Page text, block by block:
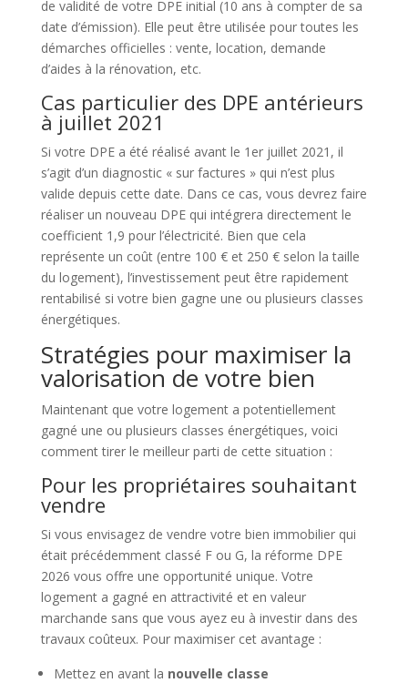
de validité de votre DPE initial (10 ans à compter de sa
date d’émission). Elle peut être utilisée pour toutes les
démarches officielles : vente, location, demande
d’aides à la rénovation, etc.
Cas particulier des DPE antérieurs
à juillet 2021
Si votre DPE a été réalisé avant le 1er juillet 2021, il
s’agit d’un diagnostic « sur factures » qui n’est plus
valide depuis cette date. Dans ce cas, vous devrez faire
réaliser un nouveau DPE qui intégrera directement le
coefficient 1,9 pour l’électricité. Bien que cela
représente un coût (entre 100 € et 250 € selon la taille
du logement), l’investissement peut être rapidement
rentabilisé si votre bien gagne une ou plusieurs classes
énergétiques.
Stratégies pour maximiser la
valorisation de votre bien
Maintenant que votre logement a potentiellement
gagné une ou plusieurs classes énergétiques, voici
comment tirer le meilleur parti de cette situation :
Pour les propriétaires souhaitant
vendre
Si vous envisagez de vendre votre bien immobilier qui
était précédemment classé F ou G, la réforme DPE
2026 vous offre une opportunité unique. Votre
logement a gagné en attractivité et en valeur
marchande sans que vous ayez eu à investir dans des
travaux coûteux. Pour maximiser cet avantage :
Mettez en avant la nouvelle classe